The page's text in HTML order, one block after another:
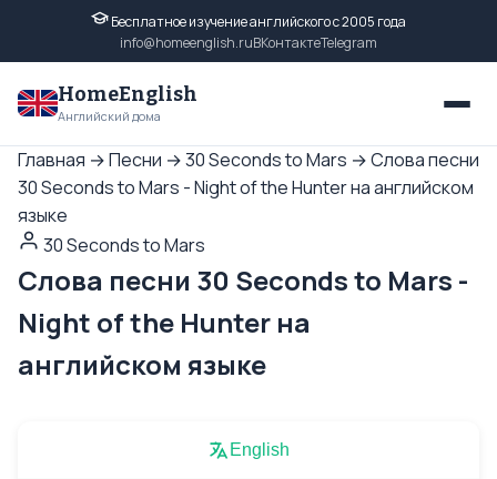
Бесплатное изучение английского с 2005 года
info@homeenglish.ruВКонтактеTelegram
HomeEnglish
Английский дома
Главная →Песни →30 Seconds to Mars →Слова песни
30 Seconds to Mars - Night of the Hunter на английском
языке
30 Seconds to Mars
Слова песни 30 Seconds to Mars -
Night of the Hunter на
английском языке
English